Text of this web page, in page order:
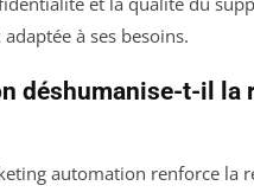
à ses besoins.
déshumanise-t-il la
automation renforce la